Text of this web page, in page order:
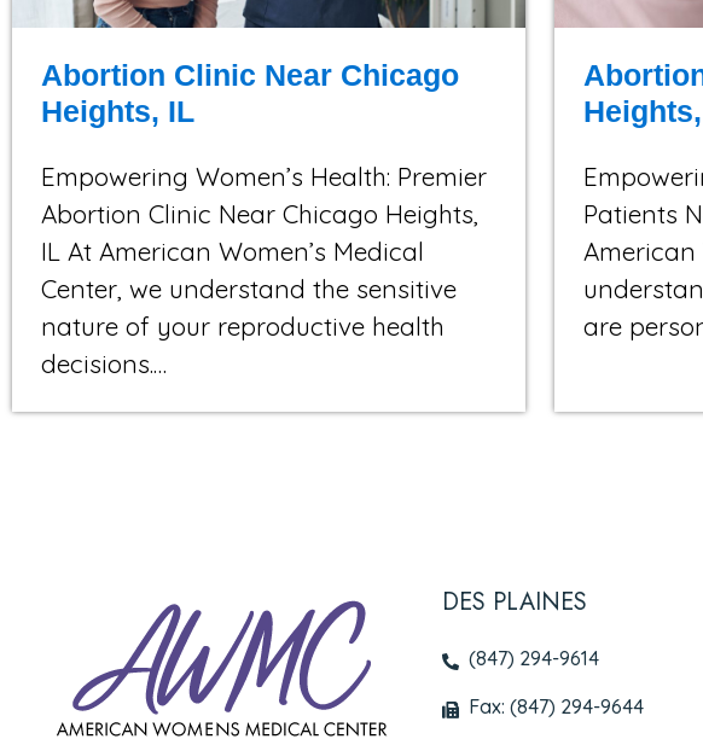
Abortion Clinic Near Chicago
Heights, IL
Empowering Women’s Health: Premier
Abortion Clinic Near Chicago Heights,
IL At American Women’s Medical
Center, we understand the sensitive
nature of your reproductive health
decisions.…
Patients
American
are
DES PLAINES
(847) 294-9614
Fax: (847) 294-9644